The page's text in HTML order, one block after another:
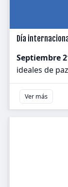
Día
Septiembre
ideales de
Ver más